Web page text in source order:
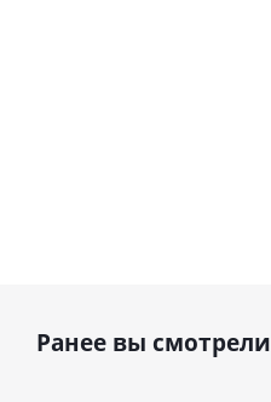
Ранее вы смотрели